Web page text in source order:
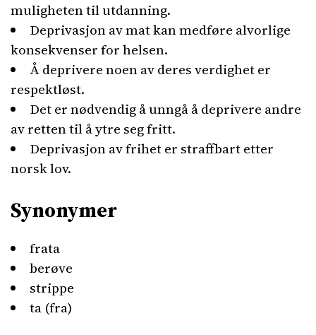
muligheten til utdanning.
Deprivasjon av mat kan medføre alvorlige
konsekvenser for helsen.
Å deprivere noen av deres verdighet er
respektløst.
Det er nødvendig å unngå å deprivere andre
av retten til å ytre seg fritt.
Deprivasjon av frihet er straffbart etter
norsk lov.
Synonymer
frata
berøve
strippe
ta (fra)